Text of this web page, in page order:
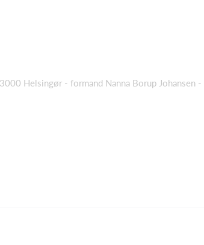
Helsingør - formand Nanna Borup Johansen -